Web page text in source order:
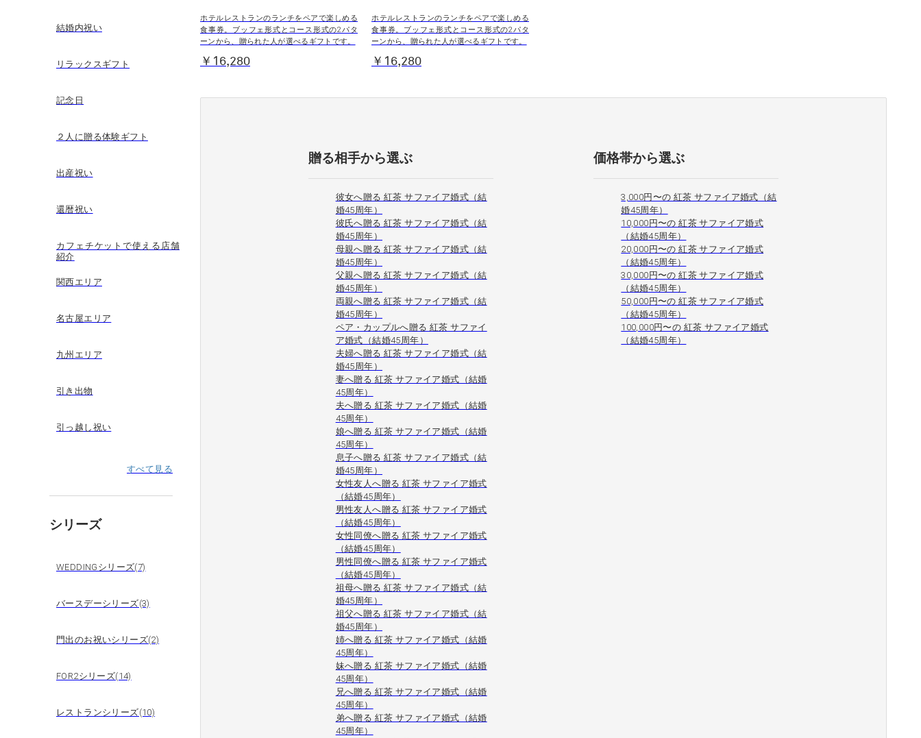
結婚内祝い
リラックスギフト
記念日
２人に贈る体験ギフト
出産祝い
還暦祝い
カフェチケットで使える店舗
紹介
関西エリア
名古屋エリア
九州エリア
引き出物
引っ越し祝い
すべて見る
シリーズ
WEDDINGシリーズ(7)
バースデーシリーズ(3)
門出のお祝いシリーズ(2)
FOR2シリーズ(14)
レストランシリーズ(10)
ホテルレストランのランチをペアで楽しめる
食事券。ブッフェ形式とコース形式の2パタ
ーンから、贈られた人が選べるギフトです。
￥16,280
ホテルレストランのランチをペアで楽しめる
食事券。ブッフェ形式とコース形式の2パタ
ーンから、贈られた人が選べるギフトです。
￥16,280
贈る相手から選ぶ
彼女へ贈る 紅茶 サファイア婚式（結
婚45周年）
彼氏へ贈る 紅茶 サファイア婚式（結
婚45周年）
母親へ贈る 紅茶 サファイア婚式（結
婚45周年）
父親へ贈る 紅茶 サファイア婚式（結
婚45周年）
両親へ贈る 紅茶 サファイア婚式（結
婚45周年）
ペア・カップルへ贈る 紅茶 サファイ
ア婚式（結婚45周年）
夫婦へ贈る 紅茶 サファイア婚式（結
婚45周年）
妻へ贈る 紅茶 サファイア婚式（結婚
45周年）
夫へ贈る 紅茶 サファイア婚式（結婚
45周年）
娘へ贈る 紅茶 サファイア婚式（結婚
45周年）
息子へ贈る 紅茶 サファイア婚式（結
婚45周年）
女性友人へ贈る 紅茶 サファイア婚式
（結婚45周年）
男性友人へ贈る 紅茶 サファイア婚式
（結婚45周年）
女性同僚へ贈る 紅茶 サファイア婚式
（結婚45周年）
男性同僚へ贈る 紅茶 サファイア婚式
（結婚45周年）
祖母へ贈る 紅茶 サファイア婚式（結
婚45周年）
祖父へ贈る 紅茶 サファイア婚式（結
婚45周年）
姉へ贈る 紅茶 サファイア婚式（結婚
45周年）
妹へ贈る 紅茶 サファイア婚式（結婚
45周年）
兄へ贈る 紅茶 サファイア婚式（結婚
45周年）
弟へ贈る 紅茶 サファイア婚式（結婚
45周年）
価格帯から選ぶ
3,000円〜の 紅茶 サファイア婚式（結
婚45周年）
10,000円〜の 紅茶 サファイア婚式
（結婚45周年）
20,000円〜の 紅茶 サファイア婚式
（結婚45周年）
30,000円〜の 紅茶 サファイア婚式
（結婚45周年）
50,000円〜の 紅茶 サファイア婚式
（結婚45周年）
100,000円〜の 紅茶 サファイア婚式
（結婚45周年）